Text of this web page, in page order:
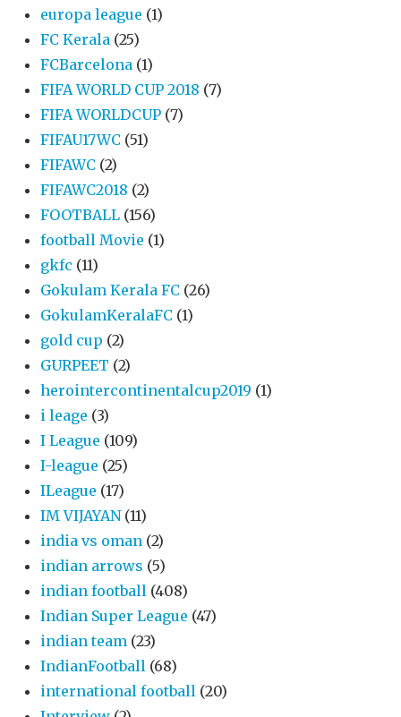
europa league (1)
FC Kerala (25)
FCBarcelona (1)
FIFA WORLD CUP 2018 (7)
FIFA WORLDCUP (7)
FIFAU17WC (51)
FIFAWC (2)
FIFAWC2018 (2)
FOOTBALL (156)
football Movie (1)
gkfc (11)
Gokulam Kerala FC (26)
GokulamKeralaFC (1)
gold cup (2)
GURPEET (2)
herointercontinentalcup2019 (1)
i leage (3)
I League (109)
I-league (25)
ILeague (17)
IM VIJAYAN (11)
india vs oman (2)
indian arrows (5)
indian football (408)
Indian Super League (47)
indian team (23)
IndianFootball (68)
international football (20)